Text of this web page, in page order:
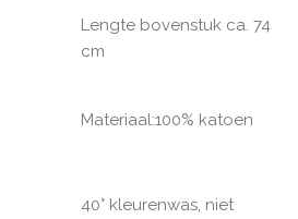
Lengte bovenstuk ca. 74
cm
Materiaal:100% katoen
40° kleurenwas, niet